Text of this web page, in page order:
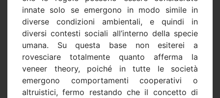
innate solo se emergono in modo simile in
diverse condizioni ambientali, e quindi in
diversi contesti sociali all’interno della specie
umana. Su questa base non esiterei a
rovesciare totalmente quanto afferma la
veneer theory, poiché in tutte le società
emergono comportamenti cooperativi o
altruistici, fermo restando che il concetto di